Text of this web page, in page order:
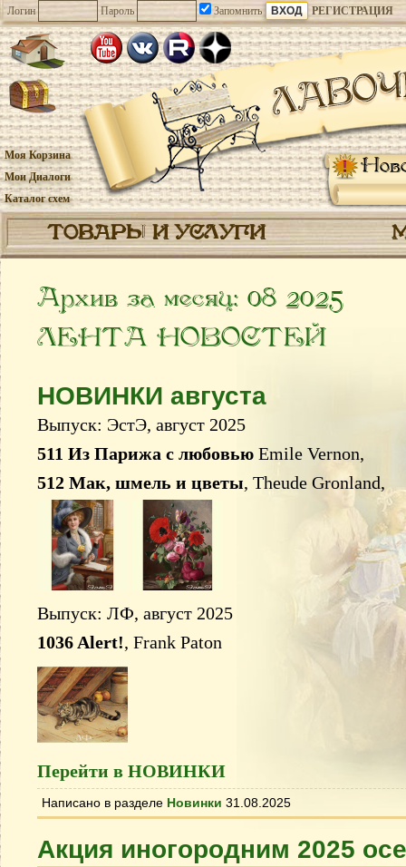
Логин Пароль Запомнить РЕГИСТРАЦИЯ
Моя Корзина
Мои Диалоги
Каталог схем
ТОВАРЫ И УСЛУГИ
Архив за месяц: 08 2025
ЛЕНТА НОВОСТЕЙ
НОВИНКИ августа
Выпуск: ЭстЭ, август 2025
511 Из Парижа с любовью Emile Vernon,
512 Мак, шмель и цветы, Theude Gronland,
Выпуск: ЛФ, август 2025
1036 Alert!, Frank Paton
Перейти в НОВИНКИ
Написано в разделе Новинки 31.08.2025
Акция иногородним 2025